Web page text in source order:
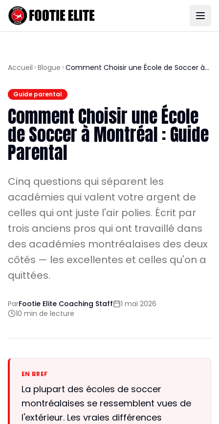
Accueil Blogue Comment Choisir une École de Soccer à
Guide parental
Comment Choisir une École
de Soccer à Montréal : Guide
Parental
Cinq questions qui séparent les
académies qui valent votre argent de
celles qui ont juste l'air polies. Écrit par
trois anciens pros qui ont travaillé dans
des académies montréalaises des deux
côtés — les excellentes et celles qu'on a
quittées.
ParFootie Elite Coaching Staff
1 mai 2026
10 min de lecture
EN BREF
La plupart des écoles de soccer
montréalaises se ressemblent vues de
l'extérieur. Les vraies différences